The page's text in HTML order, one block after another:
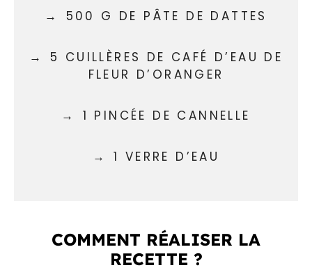
500 G DE PÂTE DE DATTES
5 CUILLÈRES DE CAFÉ D’EAU DE
FLEUR D’ORANGER
1 PINCÉE DE CANNELLE
1 VERRE D’EAU
COMMENT RÉALISER LA
RECETTE ?